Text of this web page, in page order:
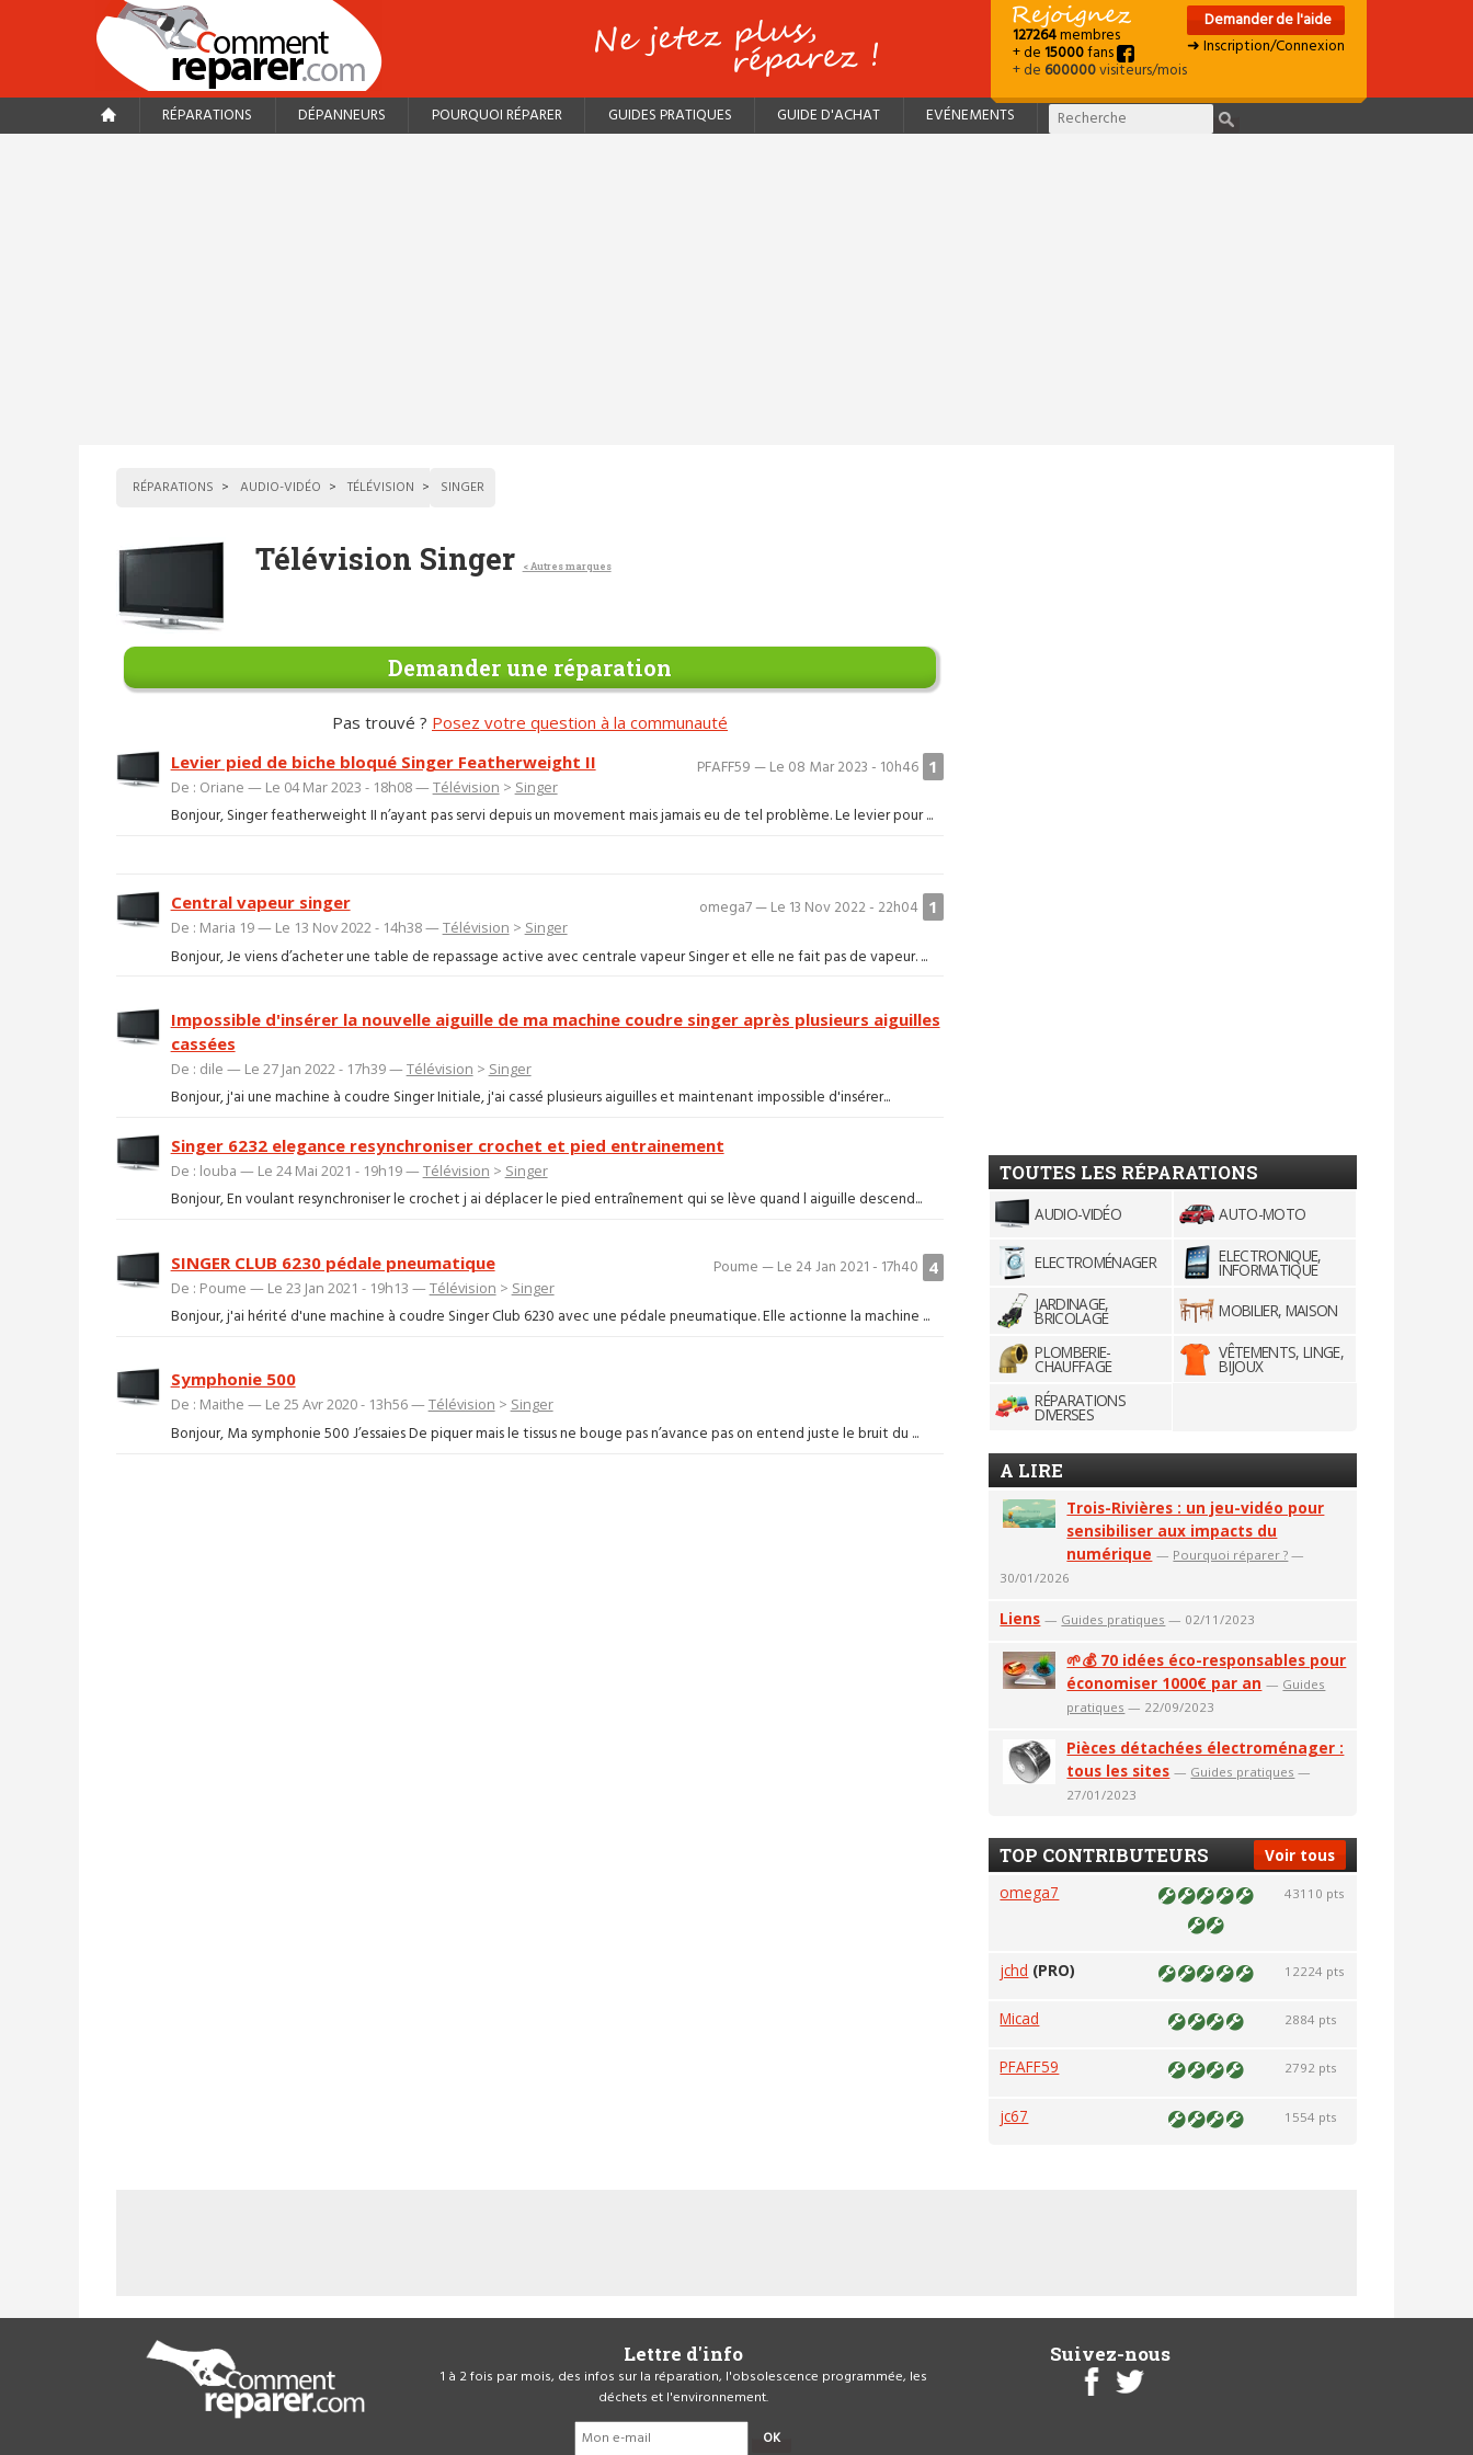
127264membres
+ de15000fans
+ de600000visiteurs/mois
Demander de l'aide
➜ Inscription/Connexion
RÉPARATIONS DÉPANNEURS POURQUOI RÉPARER GUIDES PRATIQUES GUIDE D'ACHAT EVÉNEMENTS
RÉPARATIONS AUDIO-VIDÉO TÉLÉVISION SINGER
Télévision Singer < Autres marques
Demander une réparation
Pas trouvé ? Posez votre question à la communauté
1
PFAFF59 — Le 08 Mar 2023 - 10h46
Levier pied de biche bloqué Singer Featherweight II
De : Oriane — Le 04 Mar 2023 - 18h08 —Télévision > Singer
Bonjour, Singer featherweight II n’ayant pas servi depuis un movement mais jamais eu de tel problème. Le levier pour ...
1
omega7 — Le 13 Nov 2022 - 22h04
Central vapeur singer
De : Maria 19 — Le 13 Nov 2022 - 14h38 —Télévision > Singer
Bonjour, Je viens d’acheter une table de repassage active avec centrale vapeur Singer et elle ne fait pas de vapeur. ...
Impossible d'insérer la nouvelle aiguille de ma machine coudre singer après plusieurs aiguilles
cassées
De : dile — Le 27 Jan 2022 - 17h39 —Télévision > Singer
Bonjour, j'ai une machine à coudre Singer Initiale, j'ai cassé plusieurs aiguilles et maintenant impossible d'insérer...
Singer 6232 elegance resynchroniser crochet et pied entrainement
De : louba — Le 24 Mai 2021 - 19h19 —Télévision > Singer
Bonjour, En voulant resynchroniser le crochet j ai déplacer le pied entraînement qui se lève quand l aiguille descend...
4
Poume — Le 24 Jan 2021 - 17h40
SINGER CLUB 6230 pédale pneumatique
De : Poume — Le 23 Jan 2021 - 19h13 —Télévision > Singer
Bonjour, j'ai hérité d'une machine à coudre Singer Club 6230 avec une pédale pneumatique. Elle actionne la machine ...
Symphonie 500
De : Maithe — Le 25 Avr 2020 - 13h56 —Télévision > Singer
Bonjour, Ma symphonie 500 J’essaies De piquer mais le tissus ne bouge pas n’avance pas on entend juste le bruit du ...
TOUTES LES RÉPARATIONS
AUDIO-VIDÉO AUTO-MOTO
ELECTROMÉNAGER ELECTRONIQUE,
INFORMATIQUE
JARDINAGE,
BRICOLAGE
MOBILIER, MAISON
PLOMBERIE-
CHAUFFAGE
VÊTEMENTS, LINGE,
BIJOUX
RÉPARATIONS
DIVERSES
A LIRE
Trois-Rivières : un jeu-vidéo pour
sensibiliser aux impacts du
numérique — Pourquoi réparer ? —
30/01/2026
Liens — Guides pratiques — 02/11/2023
🌱💰 70 idées éco-responsables pour
économiser 1000€ par an — Guides
pratiques — 22/09/2023
Pièces détachées électroménager :
tous les sites — Guides pratiques —
27/01/2023
Voir tous
TOP CONTRIBUTEURS
omega7 43110 pts
jchd (PRO) 12224 pts
Micad 2884 pts
PFAFF59 2792 pts
jc67 1554 pts
Lettre d'info
1 à 2 fois par mois, des infos sur la réparation, l'obsolescence programmée, les
déchets et l'environnement.
OK
Suivez-nous